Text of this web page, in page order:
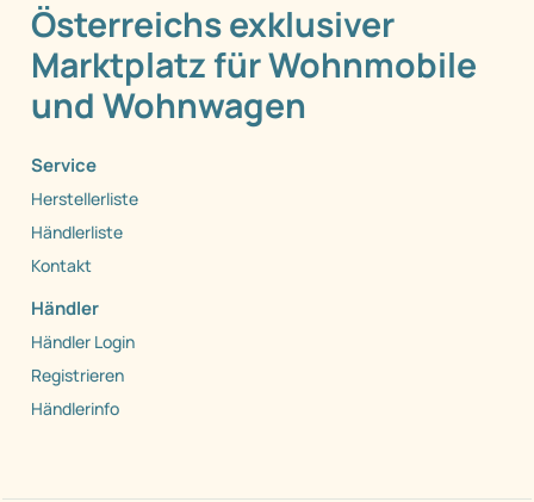
Österreichs exklusiver
Marktplatz für Wohnmobile
und Wohnwagen
Service
Herstellerliste
Händlerliste
Kontakt
Händler
Händler Login
Registrieren
Händlerinfo